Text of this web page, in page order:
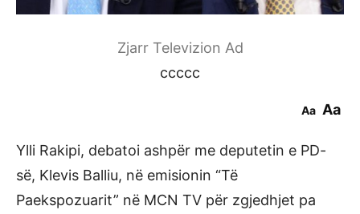
Zjarr Televizion Ad
ccccc
Aa Aa
Ylli Rakipi, debatoi ashpër me deputetin e PD-
së, Klevis Balliu, në emisionin “Të
Paekspozuarit” në MCN TV për zgjedhjet pa